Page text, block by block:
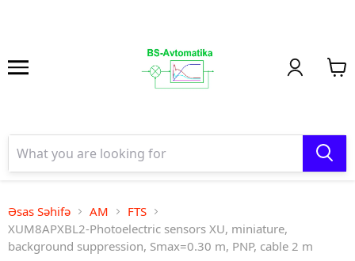
Əsas Səhifə AM
FTS
XUM8APXBL2-Photoelectric sensors XU, miniature,
background suppression, Smax=0.30 m, PNP, cable 2 m